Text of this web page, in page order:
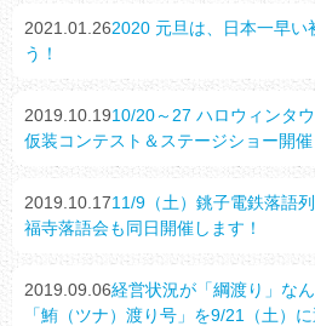
2021.01.262020 元旦は、日本一早い
う！
2019.10.1910/20～27 ハロウィンタ
仮装コンテスト＆ステージショー開催
2019.10.1711/9（土）銚子電鉄落語
福寺落語会も同日開催します！
2019.09.06経営状況が「綱渡り」な
「鮪（ツナ）渡り号」を9/21（土）に